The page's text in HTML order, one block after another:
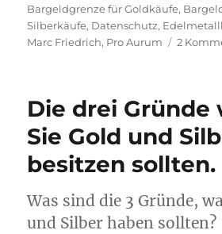
Bargeldgrenze für Goldkäufe,
Silberkäufe, Datenschutz,
Marc Friedrich, Pro Aurum 2
Die drei Gründe
Sie Gold und
besitzen sollten.
Was sind die 3 Gründe,
und Silber haben sollten?